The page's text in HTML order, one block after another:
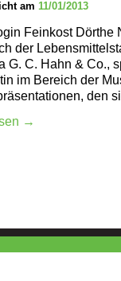
am 11/01/2013
Feinkost Dörthe
der
G. C. Hahn & Co.,
im Bereich der
den
→